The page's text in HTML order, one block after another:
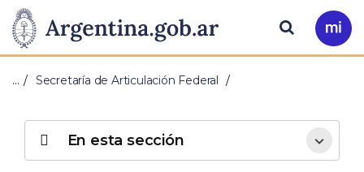
Presidencia
de
Nación
Pasar al contenido principal
Ir
a
Buscar
… Secretaría de Articulación Federal
En esta sección